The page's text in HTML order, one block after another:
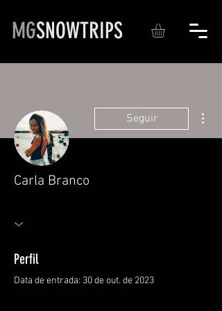
MGSNOWTRIPS
Seguir
Carla Branco
Perfil
Data de entrada: 30 de out. de 2023